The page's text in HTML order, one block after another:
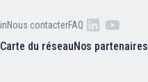
Nous contacterFAQ
Carte du réseauNos partenaires